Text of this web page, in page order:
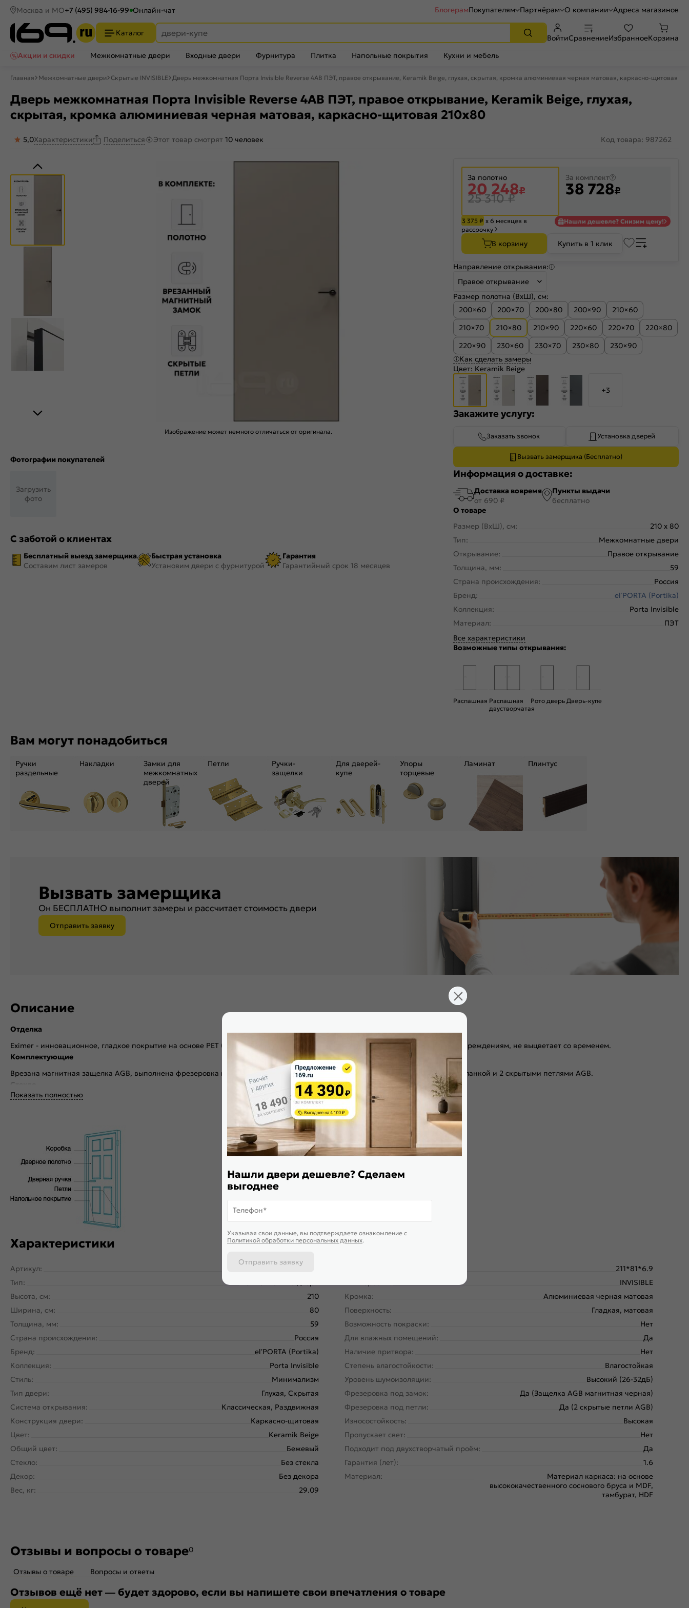
Москва и МО+7 (495) 984-16-99 Онлайн-чат БлогерамПокупателям Партнёрам О компании Адреса магазинов
Каталог
ВойтиСравнениеИзбранноеКорзина
Акции и скидки
Межкомнатные двери Входные двери Фурнитура Плитка Напольные покрытия Кухни и мебель
Главная Межкомнатные двери Скрытые INVISIBLE Дверь межкомнатная Порта Invisible Reverse 4AB ПЭТ, правое открывание, Keramik Beige, глухая, скрытая, кромка алюминиевая черная матовая, каркасно-щитовая
Дверь межкомнатная Порта Invisible Reverse 4AB ПЭТ, правое открывание, Keramik Beige, глухая,
скрытая, кромка алюминиевая черная матовая, каркасно-щитовая 210x80
5,0Характеристики Поделиться Этот товар смотрят 10 человек Код товара: 987262
Изображение может немного отличаться от оригинала.
Фотографии покупателей
Загрузить
фото
С заботой о клиентах
Бесплатный выезд замерщика
Составим лист замеров
Быстрая установка
Установим двери с фурнитурой
Гарантия
Гарантийный срок 18 месяцев
За полотно
20 248₽
25 310₽
За комплект
38 728₽
3 375 ₽ х 6 месяцев в
рассрочку
Нашли дешевле? Снизим цену!
В корзину Купить в 1 клик
Направление открывания:
Правое открывание
Размер полотна (ВхШ), см:
200×60
200×70 200×80 200×90
210×60
210×70
210×80 210×90 220×60 220×70
220×80
220×90
230×60 230×70 230×80
230×90
Как сделать замеры
Цвет: Keramik Beige
+3
Закажите услугу:
Заказать звонок Установка дверей
Вызвать замерщика (Бесплатно)
Информация о доставке:
Доставка вовремя
от 690 ₽
Пункты выдачи
бесплатно
О товаре
Размер (ВхШ), см:
210 x 80
Тип:
Межкомнатные двери
Открывание:
Правое открывание
Толщина, мм:
59
Страна происхождения:
Россия
Бренд:
el’PORTA (Portika)
Коллекция:
Porta Invisible
Материал:
ПЭТ
Все характеристики
Возможные типы открывания:
Распашная Распашная
двустворчатая
Рото дверь Дверь-купе
Вам могут понадобиться
Ручки
раздельные
Накладки
Замки для
межкомнатных
дверей
Петли
Ручки-
защелки
Для дверей-
купе
Упоры
торцевые
Ламинат Плинтус
Вызвать замерщика
Он БЕСПЛАТНО выполнит замеры и рассчитает стоимость двери
Отправить заявку
Описание
Отделка
Eximer - инновационное, гладкое покрытие на основе PET (Южная Корея), превосходящее эмаль. Экологично, устойчиво к повреждениям, не выцветает со временем.
Комплектующие
Врезана магнитная защелка AGB, выполнена фрезеровка под 2 скрытые петли. Дверная коробка укомплектована ответной планкой и 2 скрытыми петлями AGB.
Стекло
Без стекла
Двери с алюминиевой кромкой укомплектованы механизмом магнитной защелки для легкого и практически бесшумного закрывания; выполнена фрезеровка под скрытые петли.
Показать полностью
Характеристики
Артикул:
58180-11171
Тип:
Высота, см:
210
Ширина, см:
80
Толщина, мм:
59
Страна происхождения:
Россия
Бренд:
el’PORTA (Portika)
Коллекция:
Porta Invisible
Стиль:
Минимализм
Тип двери:
Глухая, Скрытая
Система открывания:
Классическая, Раздвижная
Конструкция двери:
Каркасно-щитовая
Цвет:
Keramik Beige
Общий цвет:
Бежевый
Стекло:
Без стекла
Декор:
Без декора
Вес, кг:
29.09
211*81*6.9
INVISIBLE
Кромка:
Алюминиевая черная матовая
Поверхность:
Гладкая, матовая
Возможность покраски:
Нет
Для влажных помещений:
Да
Наличие притвора:
Нет
Степень влагостойкости:
Влагостойкая
Уровень шумоизоляции:
Высокий (26-32дБ)
Фрезеровка под замок:
Да (Защелка AGB магнитная черная)
Фрезеровка под петли:
Да (2 скрытые петли AGB)
Износостойкость:
Высокая
Пропускает свет:
Нет
Подходит под двухстворчатый проём:
Да
Гарантия (лет):
1.6
Материал:
Материал каркаса: на основе
высококачественного соснового бруса и MDF,
тамбурат, HDF
Отзывы и вопросы о товаре0
Отзывы о товаре Вопросы и ответы
Отзывов ещё нет — будет здорово, если вы напишете свои впечатления о товаре
Нашли двери дешевле? Сделаем
выгоднее
Телефон*
Указывая свои данные, вы подтверждаете ознакомление c
Политикой обработки персональных данных.
Отправить заявку